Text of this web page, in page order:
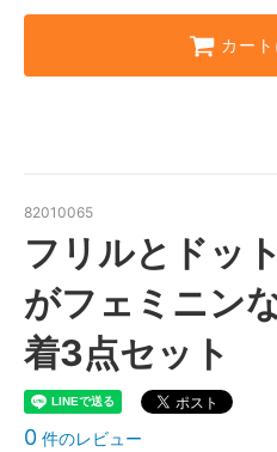
カー
82010065
フリルとドッ
がフェミニン
着3点セット
0 件のレビュー